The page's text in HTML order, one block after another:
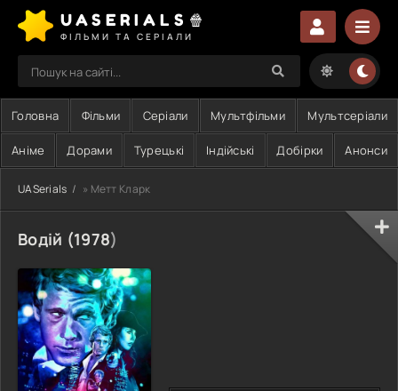
UASERIALS🍿
ФІЛЬМИ ТА СЕРІАЛИ
Головна Фільми Серіали Мультфільми Мультсеріали
Аніме Дорами Турецькі Індійські Добірки Анонси
UASerials » Метт Кларк
Водій (1978)